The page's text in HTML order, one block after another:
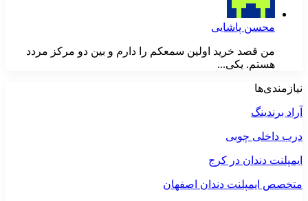
محسن پاشایی
من قصد خرید اولین سمعکم را دارم و بین دو مرکز مردد
هستم. یکی...
نیازمندی‌ها
آراد برندینگ
درب داخلی چوبی
ایمپلنت دندان در کرج
متخصص ایمپلنت دندان اصفهان